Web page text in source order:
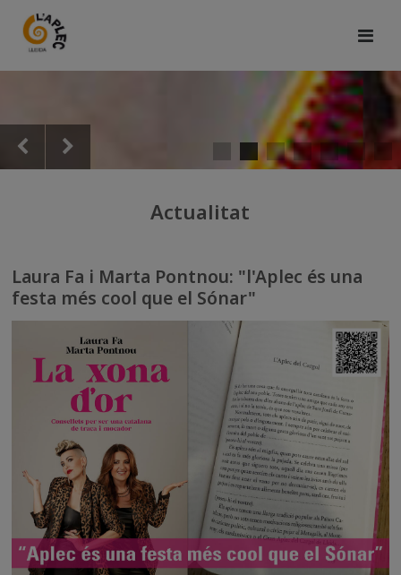
Actualitat
Laura Fa i Marta Pontnou: "l'Aplec és una
festa més cool que el Sónar"